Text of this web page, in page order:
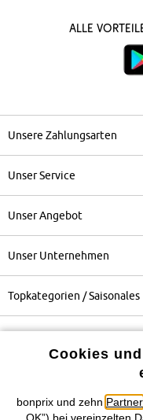
Alle
Unsere Zahlungsarten
Unser Service
Unser Angebot
Unser Unternehmen
Topkategorien / Saisonales
Preisangaben inkl.
Cookies
bonprix und zehn Partner